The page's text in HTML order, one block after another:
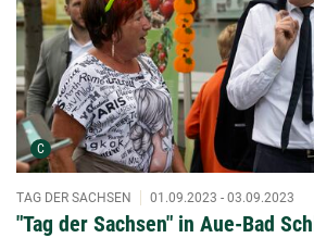
C Urheber der Grafik:
"Tag der Sachsen" in Aue-Bad
TAG DER SACHSEN 01.09.2023 - 03.09.2023